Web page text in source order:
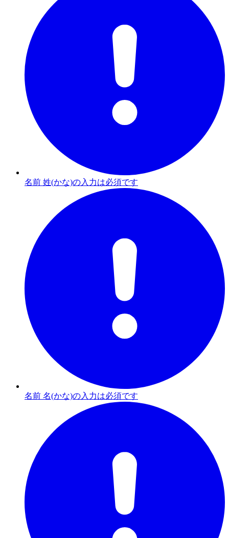
名前 姓(かな)の入力は必須です
名前 名(かな)の入力は必須です